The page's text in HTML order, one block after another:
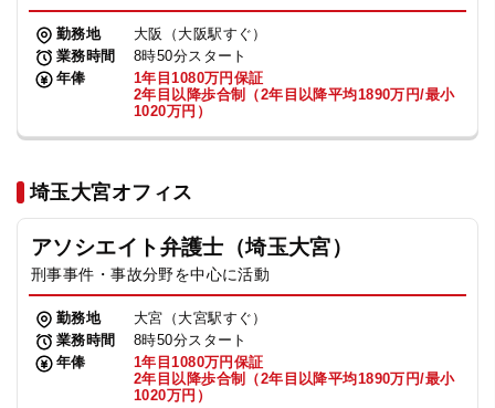
勤務地
大阪（大阪駅すぐ）
業務時間
8時50分スタート
年俸
1年目1080万円保証
2年目以降歩合制（2年目以降平均1890万円/最小
1020万円）
埼玉大宮オフィス
アソシエイト弁護士（埼玉大宮）
刑事事件・事故分野を中心に活動
勤務地
大宮（大宮駅すぐ）
業務時間
8時50分スタート
年俸
1年目1080万円保証
2年目以降歩合制（2年目以降平均1890万円/最小
1020万円）
TikTok受賞 定義集 動画集